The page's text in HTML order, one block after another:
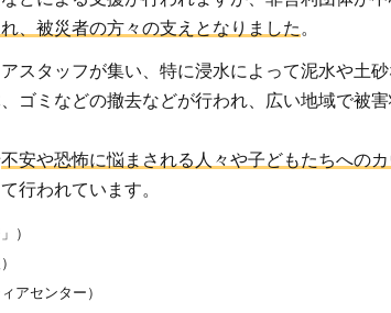
、被災者の方々の支えとなりました 。
スタッフが集い、特に浸水によって泥水や土
ゴミなどの撤去などが行われ、広い地域で被
不安や恐怖に悩まされる人々や子どもたちへの
行われています。
）
アセンター）